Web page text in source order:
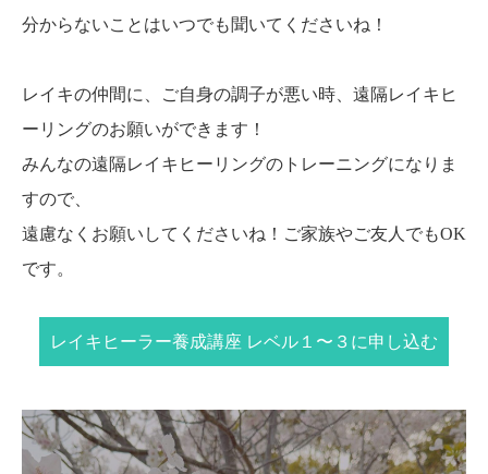
分からないことはいつでも聞いてくださいね！
レイキの仲間に、ご自身の調子が悪い時、遠隔レイキヒ
ーリングのお願いができます！
みんなの遠隔レイキヒーリングのトレーニングになりま
すので、
遠慮なくお願いしてくださいね！ご家族やご友人でもOK
です。
レイキヒーラー養成講座 レベル１〜３に申し込む